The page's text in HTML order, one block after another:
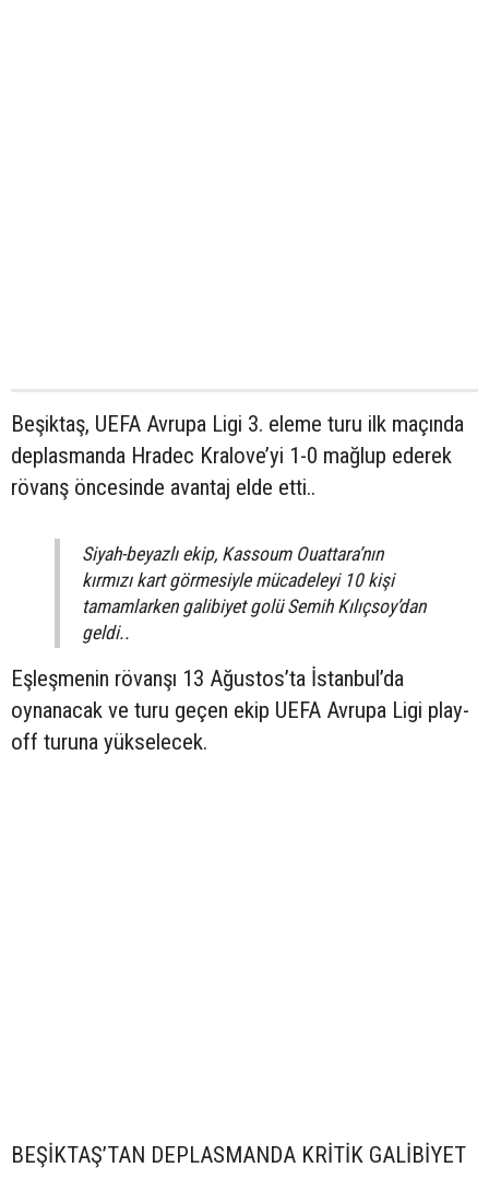
Beşiktaş, UEFA Avrupa Ligi 3. eleme turu ilk maçında
deplasmanda Hradec Kralove’yi 1-0 mağlup ederek
rövanş öncesinde avantaj elde etti..
Siyah-beyazlı ekip, Kassoum Ouattara’nın
kırmızı kart görmesiyle mücadeleyi 10 kişi
tamamlarken galibiyet golü Semih Kılıçsoy’dan
geldi..
Eşleşmenin rövanşı 13 Ağustos’ta İstanbul’da
oynanacak ve turu geçen ekip UEFA Avrupa Ligi play-
off turuna yükselecek.
BEŞİKTAŞ’TAN DEPLASMANDA KRİTİK GALİBİYET